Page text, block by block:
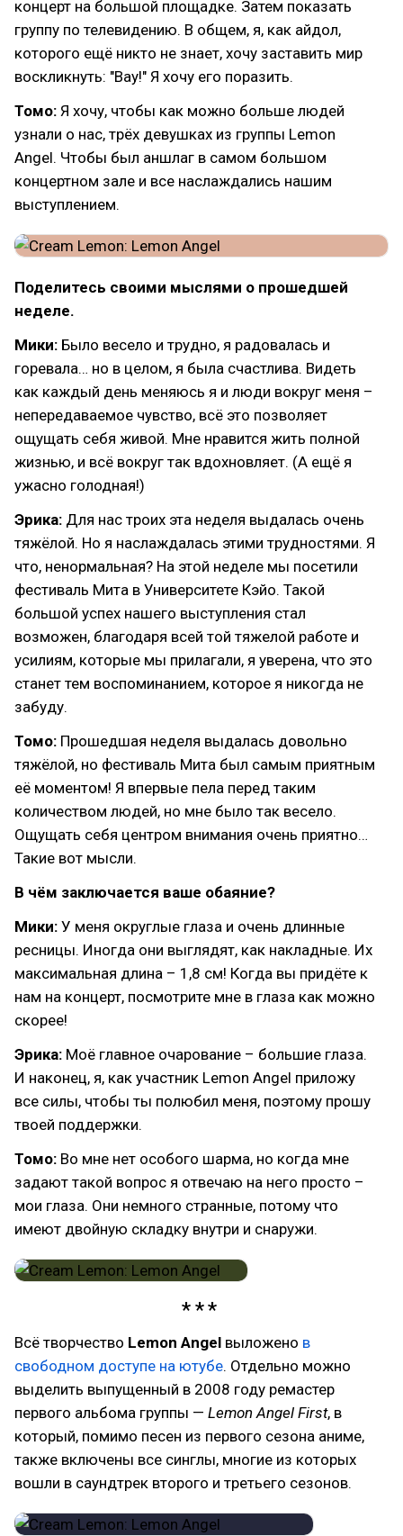
концерт на большой площадке. Затем показать
группу по телевидению. В общем, я, как айдол,
которого ещё никто не знает, хочу заставить мир
воскликнуть: "Вау!" Я хочу его поразить.
Томо: Я хочу, чтобы как можно больше людей
узнали о нас, трёх девушках из группы Lemon
Angel. Чтобы был аншлаг в самом большом
концертном зале и все наслаждались нашим
выступлением.
Поделитесь своими мыслями о прошедшей
неделе.
Мики: Было весело и трудно, я радовалась и
горевала… но в целом, я была счастлива. Видеть
как каждый день меняюсь я и люди вокруг меня –
непередаваемое чувство, всё это позволяет
ощущать себя живой. Мне нравится жить полной
жизнью, и всё вокруг так вдохновляет. (А ещё я
ужасно голодная!)
Эрика: Для нас троих эта неделя выдалась очень
тяжёлой. Но я наслаждалась этими трудностями. Я
что, ненормальная? На этой неделе мы посетили
фестиваль Мита в Университете Кэйо. Такой
большой успех нашего выступления стал
возможен, благодаря всей той тяжелой работе и
усилиям, которые мы прилагали, я уверена, что это
станет тем воспоминанием, которое я никогда не
забуду.
Томо: Прошедшая неделя выдалась довольно
тяжёлой, но фестиваль Мита был самым приятным
её моментом! Я впервые пела перед таким
количеством людей, но мне было так весело.
Ощущать себя центром внимания очень приятно…
Такие вот мысли.
В чём заключается ваше обаяние?
Мики: У меня округлые глаза и очень длинные
ресницы. Иногда они выглядят, как накладные. Их
максимальная длина – 1,8 см! Когда вы придёте к
нам на концерт, посмотрите мне в глаза как можно
скорее!
Эрика: Моё главное очарование – большие глаза.
И наконец, я, как участник Lemon Angel приложу
все силы, чтобы ты полюбил меня, поэтому прошу
твоей поддержки.
Томо: Во мне нет особого шарма, но когда мне
задают такой вопрос я отвечаю на него просто –
мои глаза. Они немного странные, потому что
имеют двойную складку внутри и снаружи.
Всё творчество Lemon Angel выложено в
свободном доступе на ютубе. Отдельно можно
выделить выпущенный в 2008 году ремастер
первого альбома группы — Lemon Angel First, в
который, помимо песен из первого сезона аниме,
также включены все синглы, многие из которых
вошли в саундтрек второго и третьего сезонов.